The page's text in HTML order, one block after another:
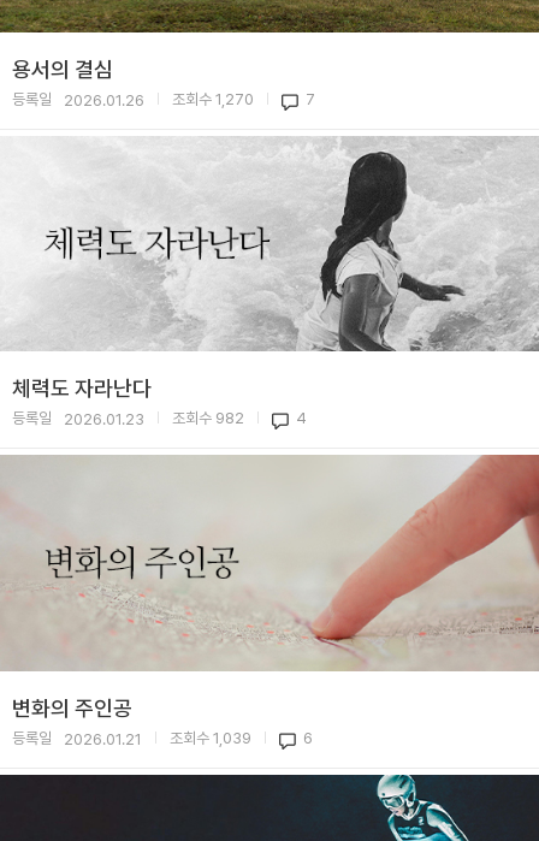
용서의 결심
등록일 2026.01.26 조회수 1,270 7
체력도 자라난다
등록일 2026.01.23 조회수 982 4
변화의 주인공
등록일 2026.01.21 조회수 1,039 6